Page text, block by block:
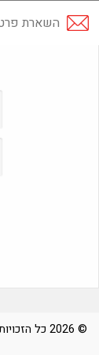
השארת
© 2026 כל הזכויות שמורות למינה שיווק